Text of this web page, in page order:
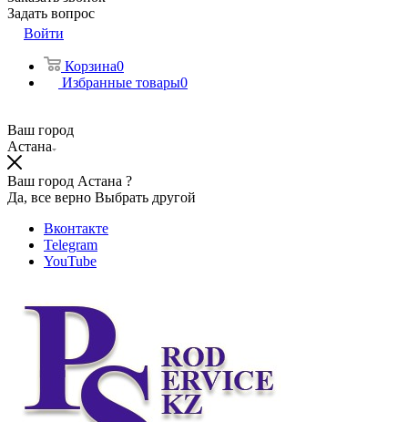
Задать вопрос
Войти
Корзина0
Избранные товары0
Ваш город
Астана
Ваш город Астана ?
Да, все верно Выбрать другой
Вконтакте
Telegram
YouTube